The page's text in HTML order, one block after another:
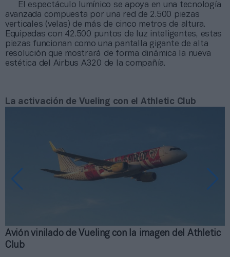
El espectáculo lumínico se apoya en una tecnología
avanzada compuesta por una red de 2.500 piezas
verticales (velas) de más de cinco metros de altura.
Equipadas con 42.500 puntos de luz inteligentes, estas
piezas funcionan como una pantalla gigante de alta
resolución que mostrará de forma dinámica la nueva
estética del Airbus A320 de la compañía.
La activación de Vueling con el Athletic Club
Avión vinilado de Vueling con la imagen del Athletic
Club